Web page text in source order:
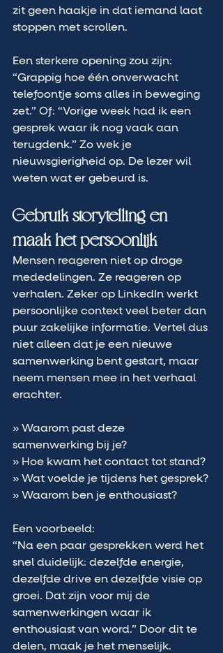
zit geen haakje in dat iemand laat
stoppen met scrollen.
Een sterkere opening zou zijn:
“Grappig hoe één onverwacht
telefoontje soms alles in beweging
zet.” Of: “Vorige week had ik een
gesprek waar ik nog vaak aan
terugdenk.” Zo wek je
nieuwsgierigheid op. De lezer wil
weten wat er gebeurd is.
Gebruik storytelling en
maak het persoonlijk
Mensen reageren niet op droge
mededelingen. Ze reageren op
verhalen. Zeker op LinkedIn werkt
persoonlijke context veel beter dan
puur zakelijke informatie. Vertel dus
niet alleen dat je een nieuwe
samenwerking bent gestart, maar
neem mensen mee in het verhaal
erachter.
» Waarom past deze
samenwerking bij je?
» Hoe kwam het contact tot stand?
» Wat voelde je tijdens het gesprek?
» Waarom ben je enthousiast?
Een voorbeeld:
“Na een paar gesprekken werd het
snel duidelijk: dezelfde energie,
dezelfde drive en dezelfde visie op
groei. Dat zijn voor mij de
samenwerkingen waar ik
enthousiast van word.” Door dit te
delen, maak je het menselijk.